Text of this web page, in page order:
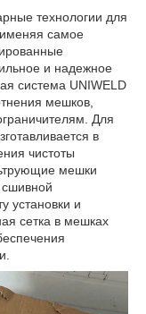
технологии для
самое
и надежное
система UNIWELD
мешков,
Для
в
чистоты
мешки
сшивной
установки и
сетка в мешках